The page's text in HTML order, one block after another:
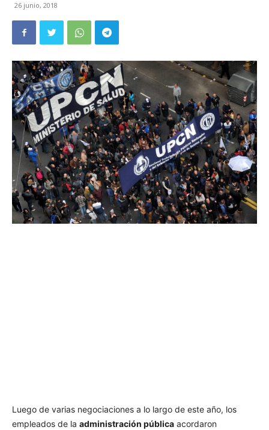
26 junio, 2018
Luego de varias negociaciones a lo largo de este año, los
empleados de la administración pública acordaron